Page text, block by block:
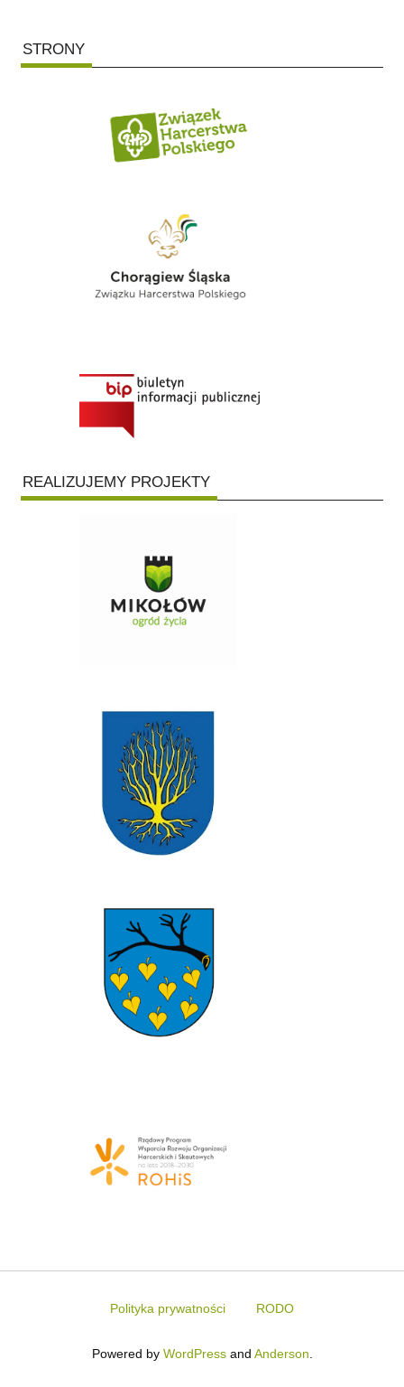
STRONY
REALIZUJEMY PROJEKTY
Polityka prywatności RODO
Powered by WordPressand Anderson